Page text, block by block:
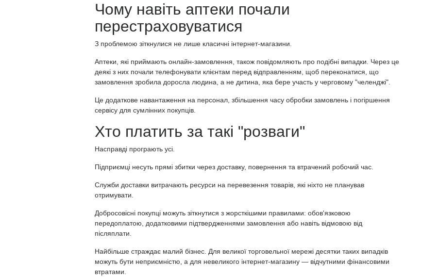
Чому навіть аптеки почали
перестраховуватися
З проблемою зіткнулися не лише класичні інтернет-магазини.
Аптеки, які приймають онлайн-замовлення, також повідомляють про подібні випадки. Через це
деякі з них почали телефонувати клієнтам перед відправленням, щоб переконатися, що
замовлення зробила доросла людина, а не дитина, яка бере участь у черговому "челенджі".
Це додаткове навантаження на персонал, збільшення часу обробки замовлень і погіршення
сервісу для сумлінних покупців.
Хто платить за такі "розваги"
Насправді програють усі.
Підприємці несуть прямі збитки через доставку, повернення та втрачений робочий час.
Служби доставки витрачають ресурси на перевезення товарів, які ніхто не планував
отримувати.
Добросовісні покупці можуть зіткнутися з жорсткішими правилами: обов'язковою
передоплатою, додатковими підтвердженнями замовлення або навіть відмовою від
післяплати.
Найбільше страждає малий бізнес. Для великої торговельної мережі десятки таких випадків
можуть бути неприємністю, а для невеликого інтернет-магазину — відчутними фінансовими
втратами.